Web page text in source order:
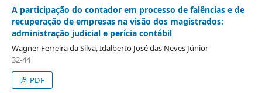
A participação do contador em processo de falências e de
recuperação de empresas na visão dos magistrados:
administração judicial e perícia contábil
Wagner Ferreira da Silva, Idalberto José das Neves Júnior
32-44
PDF